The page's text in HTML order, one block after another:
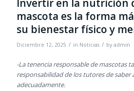
Invertir en la nutrición
mascota es la forma
su bienestar físico y
Diciembre 12, 2025 / in Noticias / by admin
-La tenencia responsable de mascotas
responsabilidad de los tutores de saber
adecuadamente.